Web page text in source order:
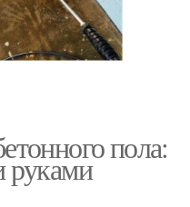
пола:
руками